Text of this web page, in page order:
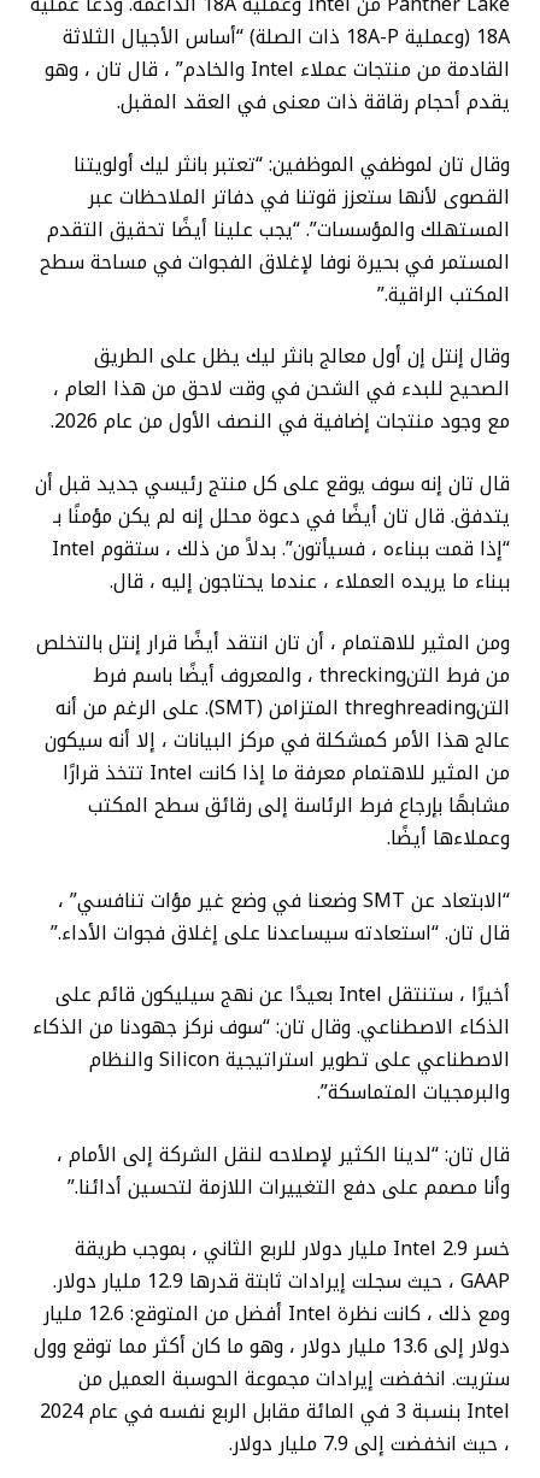
18A (وعملية 18A-P ذات الصلة) “أساس الأجيال الثلاثة
القادمة من منتجات عملاء Intel والخادم” ، قال تان ، وهو
يقدم أحجام رقاقة ذات معنى في العقد المقبل.
وقال تان لموظفي الموظفين: “تعتبر بانثر ليك أولويتنا
القصوى لأنها ستعزز قوتنا في دفاتر الملاحظات عبر
المستهلك والمؤسسات”. “يجب علينا أيضًا تحقيق التقدم
المستمر في بحيرة نوفا لإغلاق الفجوات في مساحة سطح
المكتب الراقية.”
وقال إنتل إن أول معالج بانثر ليك يظل على الطريق
الصحيح للبدء في الشحن في وقت لاحق من هذا العام ،
مع وجود منتجات إضافية في النصف الأول من عام 2026.
قال تان إنه سوف يوقع على كل منتج رئيسي جديد قبل أن
يتدفق. قال تان أيضًا في دعوة محلل إنه لم يكن مؤمنًا بـ
“إذا قمت ببناءه ، فسيأتون”. بدلاً من ذلك ، ستقوم Intel
ببناء ما يريده العملاء ، عندما يحتاجون إليه ، قال.
ومن المثير للاهتمام ، أن تان انتقد أيضًا قرار إنتل بالتخلص
من فرط التنthrecking ، والمعروف أيضًا باسم فرط
التنthreghreading المتزامن (SMT). على الرغم من أنه
عالج هذا الأمر كمشكلة في مركز البيانات ، إلا أنه سيكون
من المثير للاهتمام معرفة ما إذا كانت Intel تتخذ قرارًا
مشابهًا بإرجاع فرط الرئاسة إلى رقائق سطح المكتب
وعملاءها أيضًا.
“الابتعاد عن SMT وضعنا في وضع غير مؤات تنافسي” ،
قال تان. “استعادته سيساعدنا على إغلاق فجوات الأداء.”
أخيرًا ، ستنتقل Intel بعيدًا عن نهج سيليكون قائم على
الذكاء الاصطناعي. وقال تان: “سوف نركز جهودنا من الذكاء
الاصطناعي على تطوير استراتيجية Silicon والنظام
والبرمجيات المتماسكة”.
قال تان: “لدينا الكثير لإصلاحه لنقل الشركة إلى الأمام ،
وأنا مصمم على دفع التغييرات اللازمة لتحسين أدائنا.”
خسر Intel 2.9 مليار دولار للربع الثاني ، بموجب طريقة
GAAP ، حيث سجلت إيرادات ثابتة قدرها 12.9 مليار دولار.
ومع ذلك ، كانت نظرة Intel أفضل من المتوقع: 12.6 مليار
دولار إلى 13.6 مليار دولار ، وهو ما كان أكثر مما توقع وول
ستريت. انخفضت إيرادات مجموعة الحوسبة العميل من
Intel بنسبة 3 في المائة مقابل الربع نفسه في عام 2024
، حيث انخفضت إلى 7.9 مليار دولار.